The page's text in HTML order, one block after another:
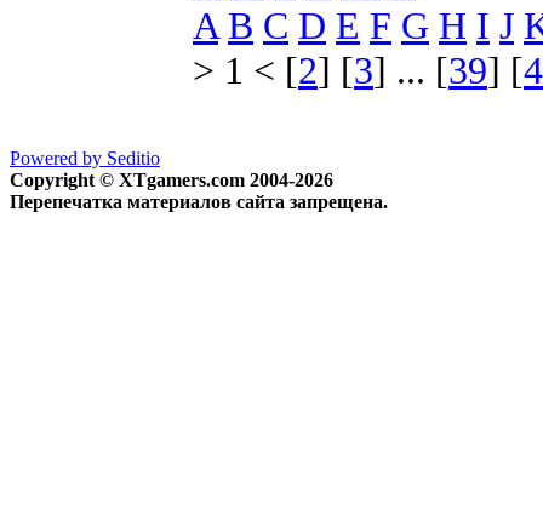
A B C D E F G H I J
> 1 < [2] [3] ... [39] [
Powered by Seditio
Copyright © XTgamers.com 2004-2026
Перепечатка материалов сайта запрещена.